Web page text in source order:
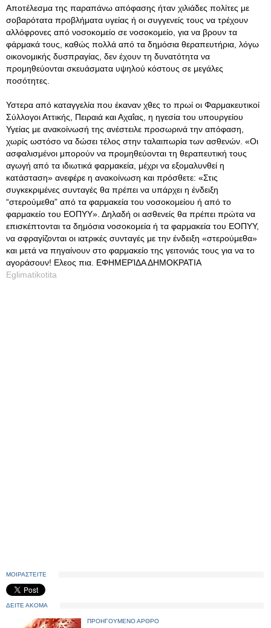
Αποτέλεσμα της παραπάνω απόφασης ήταν χιλιάδες πολίτες με
σοβαρότατα προβλήματα υγείας ή οι συγγενείς τους να τρέχουν
αλλόφρονες από νοσοκομείο σε νοσοκομείο, για να βρουν τα
φάρμακά τους, καθώς πολλά από τα δημόσια θεραπευτήρια, λόγω
οικονομικής δυσπραγίας, δεν έχουν τη δυνατότητα να
προμηθεύονται σκευάσματα υψηλού κόστους σε μεγάλες
ποσότητες.
Υστερα από καταγγελία που έκαναν χθες το πρωί οι Φαρμακευτικοί
Σύλλογοι Αττικής, Πειραιά και Αχαΐας, η ηγεσία του υπουργείου
Υγείας με ανακοίνωσή της ανέστειλε προσωρινά την απόφαση,
χωρίς ωστόσο να δώσει τέλος στην ταλαιπωρία των ασθενών. «Οι
ασφαλισμένοι μπορούν να προμηθεύονται τη θεραπευτική τους
αγωγή από τα ιδιωτικά φαρμακεία, μέχρι να εξομαλυνθεί η
κατάσταση» ανεφέρε η ανακοίνωση και πρόσθετε: «Στις
συγκεκριμένες συνταγές θα πρέπει να υπάρχει η ένδειξη
“στερούμεθα” από τα φαρμακεία του νοσοκομείου ή από το
φαρμακείο του ΕΟΠΥΥ». Δηλαδή οι ασθενείς θα πρέπει πρώτα να
επισκέπτονται τα δημόσια νοσοκομεία ή τα φαρμακεία του ΕΟΠΥΥ,
να σφραγίζονται οι ιατρικές συνταγές με την ένδειξη «στερούμεθα»
και μετά να πηγαίνουν στο φαρμακείο της γειτονιάς τους για να το
αγοράσουν! Ελεος πια. ΕΦΗΜΕΡΊΔΑ ΔΗΜΟΚΡΑΤΙΑ
Eglimatikotita
ΜΟΙΡΑΣΤΕΙΤΕ
ΔΕΙΤΕ ΑΚΟΜΑ
ΠΡΟΗΓΟΥΜΕΝΟ ΑΡΘΡΟ